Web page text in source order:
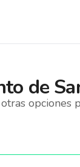
de
opciones